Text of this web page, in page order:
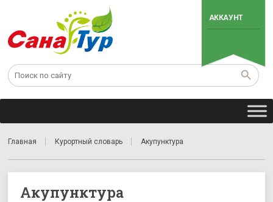
АККАУНТ
Главная Курортный словарь Акупунктура
Акупунктура